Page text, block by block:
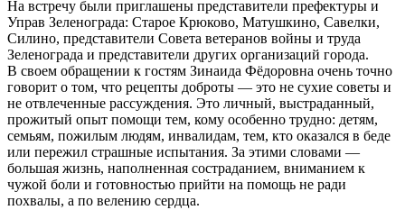
На встречу были приглашены представители префектуры и
Управ Зеленограда: Старое Крюково, Матушкино, Савелки,
Силино, представители Совета ветеранов войны и труда
Зеленограда и представители других организаций города.
В своем обращении к гостям Зинаида Фёдоровна очень точно
говорит о том, что рецепты доброты — это не сухие советы и
не отвлеченные рассуждения. Это личный, выстраданный,
прожитый опыт помощи тем, кому особенно трудно: детям,
семьям, пожилым людям, инвалидам, тем, кто оказался в беде
или пережил страшные испытания. За этими словами —
большая жизнь, наполненная состраданием, вниманием к
чужой боли и готовностью прийти на помощь не ради
похвалы, а по велению сердца.